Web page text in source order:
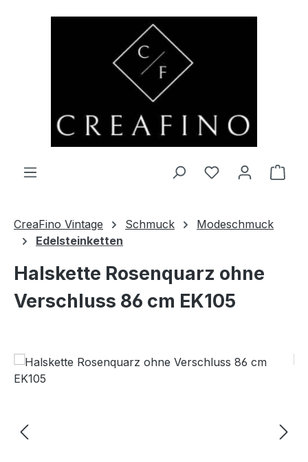
Zum Hauptinhalt springen
Du hast 0
CreaFino Vintage Schmuck
Modeschmuck
Edelsteinketten
Halskette Rosenquarz ohne
Verschluss 86 cm EK105